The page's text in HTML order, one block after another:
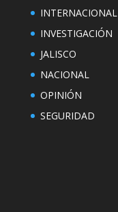
INTERNACIONAL
INVESTIGACIÓN
JALISCO
NACIONAL
OPINIÓN
SEGURIDAD